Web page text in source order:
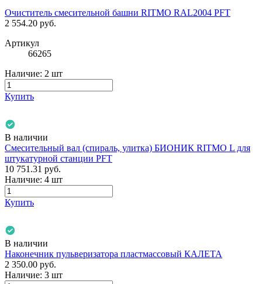
Очиститель смесительной башни RITMO RAL2004 PFT
2 554.20 руб.
Артикул
66265
Наличие: 2 шт
Купить
В наличии
Смесительный вал (спираль, улитка) БИОНИК RITMO L для
штукатурной станции PFT
10 751.31 руб.
Наличие: 4 шт
Купить
В наличии
Наконечник пульверизатора пластмассовый КАЛЕТА
2 350.00 руб.
Наличие: 3 шт